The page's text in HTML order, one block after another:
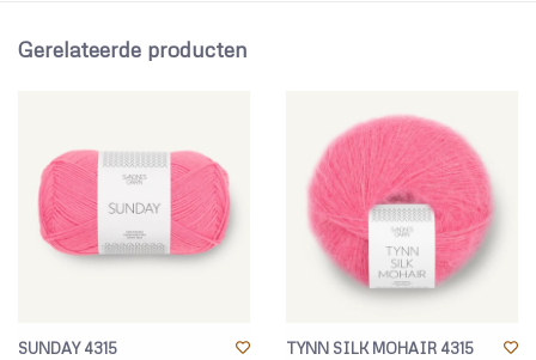
Gerelateerde producten
SUNDAY 4315
TYNN SILK MOHAIR 4315